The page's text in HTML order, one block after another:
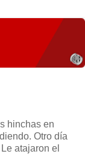
hinchas en
Otro día
atajaron el